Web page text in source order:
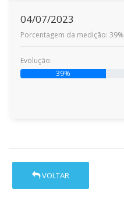
04/07/2023
Porcentagem da medição: 39%
Evolução:
39%
VOLTAR